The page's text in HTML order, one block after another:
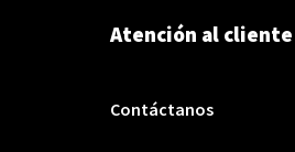
Atención al cliente
Contáctanos